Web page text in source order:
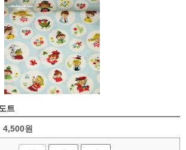
트
4,500원